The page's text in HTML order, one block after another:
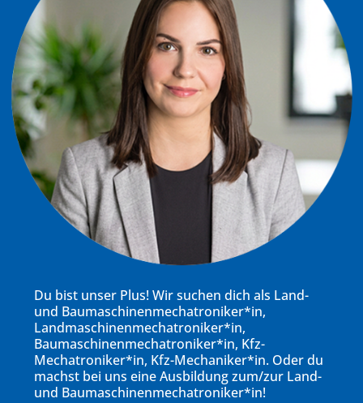
Du bist unser Plus! Wir suchen dich als Land-
und Baumaschinenmechatroniker*in,
Landmaschinenmechatroniker*in,
Baumaschinenmechatroniker*in, Kfz-
Mechatroniker*in, Kfz-Mechaniker*in. Oder du
machst bei uns eine Ausbildung zum/zur Land-
und Baumaschinenmechatroniker*in!